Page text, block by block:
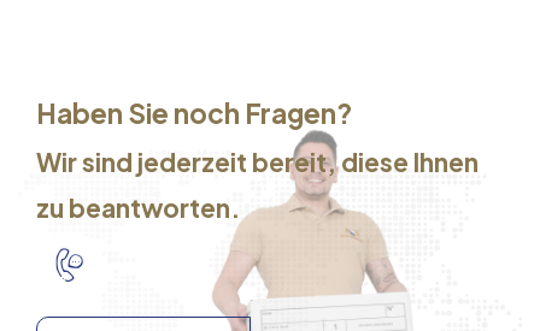
Haben Sie noch Fragen?
Wir sind jederzeit bereit, diese Ihnen
zu beantworten.